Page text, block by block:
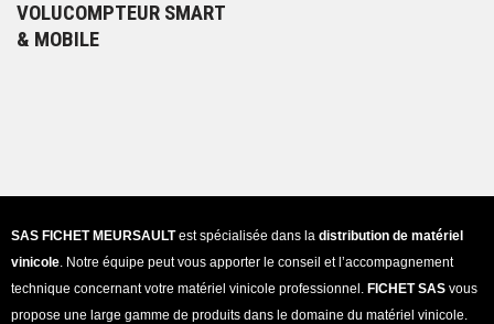
VOLUCOMPTEUR SMART
& MOBILE
SAS FICHET MEURSAULTest spécialisée dans la distribution de matériel
vinicole . Notre équipe peut vous apporter le conseil et l’accompagnement
technique concernant votre matériel vinicole professionnel. FICHET SAS vous
propose une large gamme de produits dans le domaine du matériel vinicole.